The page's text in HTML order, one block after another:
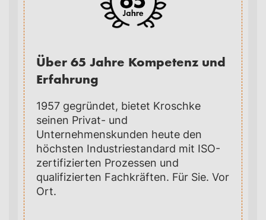
Über 65 Jahre Kompetenz und
Erfahrung
1957 gegründet, bietet Kroschke
seinen Privat- und
Unternehmenskunden heute den
höchsten Industriestandard mit ISO-
zertifizierten Prozessen und
qualifizierten Fachkräften. Für Sie. Vor
Ort.